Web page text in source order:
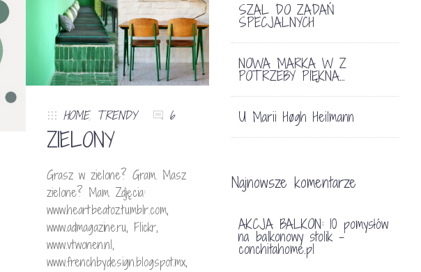
HOME, TRENDY 6
ZIELONY
Grasz w zielone? Gram. Masz
zielone? Mam. Zdjęcia:
www.heartbeatoz.tumblr.com,
www.admagazine.ru, Flickr,
www.vtwonen.nl,
www.frenchbydesign.blogspot.mx,
SZAL DO ZADAŃ
SPECJALNYCH
NOWA MARKA W Z
POTRZEBY PIĘKNA…
U Marii Høgh Heilmann
Najnowsze komentarze
AKCJA BALKON: 10 pomysłów
na balkonowy stolik -
conchitahome.pl